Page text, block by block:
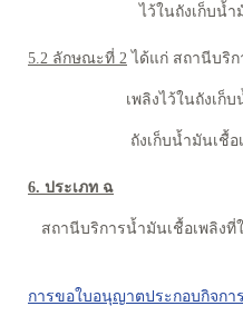
ไว้ในถังเก็บน้ำมันเชื้อเพลิ
5.2 ลักษณะที่ 2 ได้แก่ สถานีบริ
เพลิงไว้ในถังเก็บน้ำมันเชื้อ
ถังเก็บน้ำมันเชื้อเพลิงใ
6. ประเภท ฉ
สถานีบริการน้ำมันเชื้อเพลิงที่
การขอใบอนุญาตประกอบกิจกา